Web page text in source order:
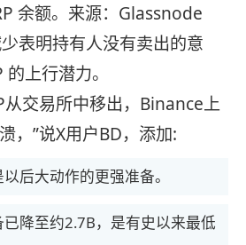
余额。来源：Glassnode
表明持有人没有卖出的意
上行潜力。
从交易所中移出，Binance上
，”说X用户BD，添加:
后大动作的更强准备。
已降至约2.7B，是有史以来最低